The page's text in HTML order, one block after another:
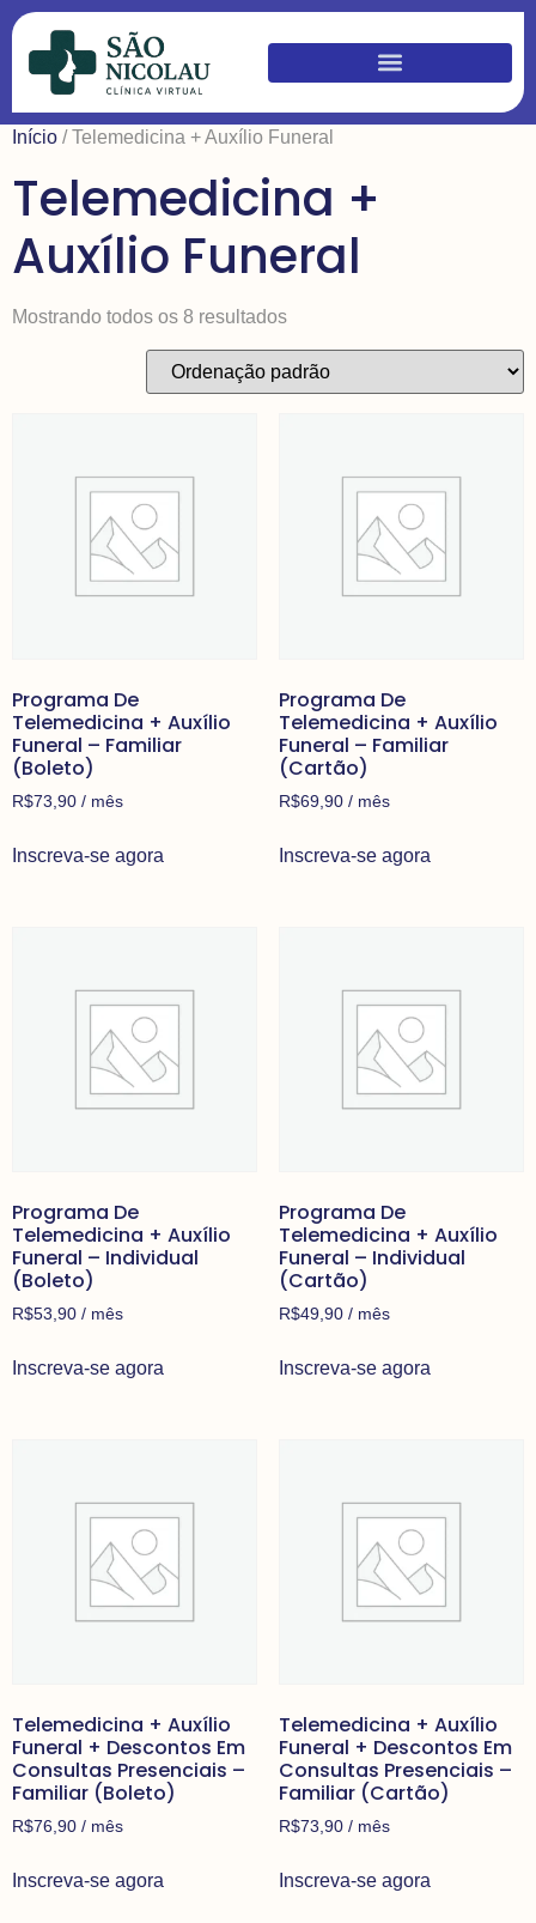
Início / Telemedicina + Auxílio Funeral
Telemedicina +
Auxílio Funeral
Mostrando todos os 8 resultados
Programa De
Telemedicina + Auxílio
Funeral – Familiar
(Boleto)
R$73,90 / mês
Inscreva-se agora
Programa De
Telemedicina + Auxílio
Funeral – Familiar
(Cartão)
R$69,90 / mês
Inscreva-se agora
Programa De
Telemedicina + Auxílio
Funeral – Individual
(Boleto)
R$53,90 / mês
Inscreva-se agora
Programa De
Telemedicina + Auxílio
Funeral – Individual
(Cartão)
R$49,90 / mês
Inscreva-se agora
Telemedicina + Auxílio
Funeral + Descontos Em
Consultas Presenciais –
Familiar (Boleto)
R$76,90 / mês
Inscreva-se agora
Telemedicina + Auxílio
Funeral + Descontos Em
Consultas Presenciais –
Familiar (Cartão)
R$73,90 / mês
Inscreva-se agora